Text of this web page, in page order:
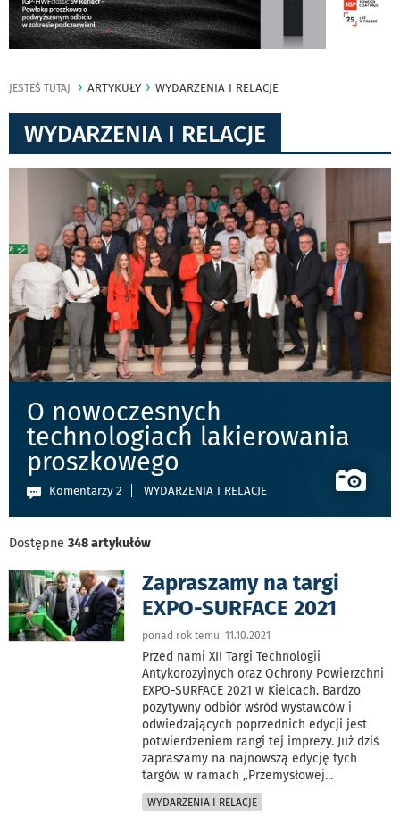
JESTEŚ TUTAJ ARTYKUŁY WYDARZENIA I RELACJE
WYDARZENIA I RELACJE
O nowoczesnych
technologiach lakierowania
proszkowego
Komentarzy 2 WYDARZENIA I RELACJE
Dostępne 348 artykułów
Zapraszamy na targi
EXPO-SURFACE 2021
ponad rok temu 11.10.2021
Przed nami XII Targi Technologii
Antykorozyjnych oraz Ochrony Powierzchni
EXPO-SURFACE 2021 w Kielcach. Bardzo
pozytywny odbiór wśród wystawców i
odwiedzających poprzednich edycji jest
potwierdzeniem rangi tej imprezy. Już dziś
zapraszamy na najnowszą edycję tych
targów w ramach „Przemysłowej...
WYDARZENIA I RELACJE